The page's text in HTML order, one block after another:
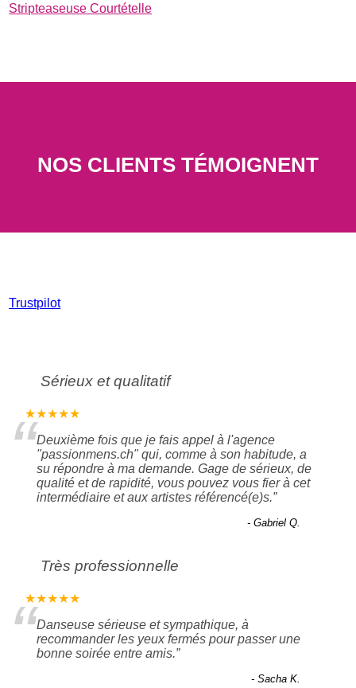
Stripteaseuse Courtételle
NOS CLIENTS TÉMOIGNENT
Trustpilot
Sérieux et qualitatif
★★★★★
“Deuxième fois que je fais appel à l'agence
"passionmens.ch" qui, comme à son habitude, a
su répondre à ma demande. Gage de sérieux, de
qualité et de rapidité, vous pouvez vous fier à cet
intermédiaire et aux artistes référencé(e)s.”
- Gabriel Q.
Très professionnelle
★★★★★
“Danseuse sérieuse et sympathique, à
recommander les yeux fermés pour passer une
bonne soirée entre amis.”
- Sacha K.